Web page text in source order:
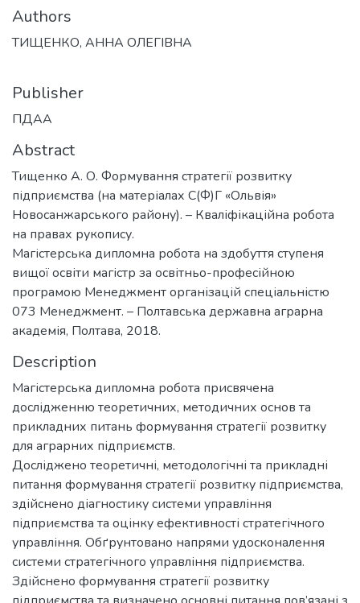
Authors
ТИЩЕНКО, АННА ОЛЕГІВНА
Publisher
ПДАА
Abstract
Тищенко А. О. Формування стратегії розвитку
підприємства (на матеріалах С(Ф)Г «Ольвія»
Новосанжарського району). – Кваліфікаційна робота
на правах рукопису.
Магістерська дипломна робота на здобуття ступеня
вищої освіти магістр за освітньо-професійною
програмою Менеджмент організацій спеціальністю
073 Менеджмент. – Полтавська державна аграрна
академія, Полтава, 2018.
Description
Магістерська дипломна робота присвячена
дослідженню теоретичних, методичних основ та
прикладних питань формування стратегії розвитку
для аграрних підприємств.
Досліджено теоретичні, методологічні та прикладні
питання формування стратегії розвитку підприємства,
здійснено діагностику системи управління
підприємства та оцінку ефективності стратегічного
управління. Обґрунтовано напрями удосконалення
системи стратегічного управління підприємства.
Здійснено формування стратегії розвитку